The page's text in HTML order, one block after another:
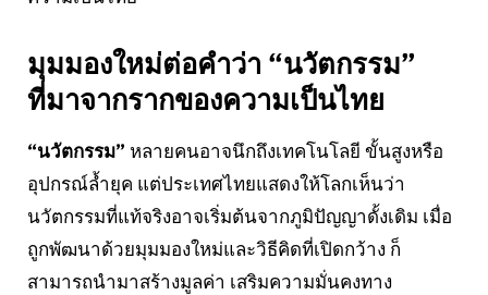
มุมมองใหม่ต่อคำว่า “นวัตกรรม”
ที่มาจากรากของความเป็นไทย
“นวัตกรรม” หลายคนอาจนึกถึงเทคโนโลยี ขั้นสูงหรือ
อุปกรณ์ล้ำยุค แต่ประเทศไทยแสดงให้โลกเห็นว่า
นวัตกรรมที่แท้จริงอาจเริ่มต้นจากภูมิปัญญาดั้งเดิม เมื่อ
ถูกพัฒนาด้วยมุมมองใหม่และวิธีคิดที่เปิดกว้าง ก็
สามารถนำมาสร้างมูลค่า เสริมความมั่นคงทาง